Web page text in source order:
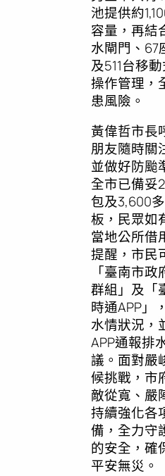
池提供約
容量，再結
水閘門、67
及511台移
操作管理，
患風險。
黃偉哲市長
朋友隨時關
並做好防颱
全市已備妥
包及3,600
板，民眾如
當地公所借
提醒，市民
「臺南市政
群組」及「
時通APP」
水情狀況，
APP通報排
議。面對嚴
候挑戰，市
敵從寬、嚴
持續強化各
備，全力守
的安全，確
平安無災。